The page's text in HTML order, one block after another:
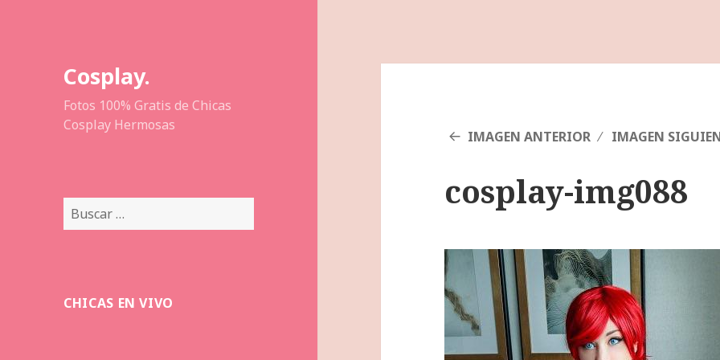
Cosplay.
Fotos 100% Gratis de Chicas
Cosplay Hermosas
Buscar:
CHICAS EN VIVO
IMAGEN ANTERIOR IMAGEN
cosplay-img088